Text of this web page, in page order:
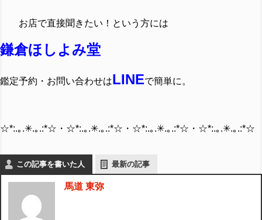
お店で直接聞きたい！という方には
鎌倉ほしよみ堂
鑑定予約・お問い合わせはLINEで簡単に。
☆*:.｡.✳︎.｡.:*☆・☆*:.｡.✳︎.｡.:*☆・☆*:.｡.✳︎.｡.:*☆・☆*:.｡.✳︎.｡.:*☆
この記事を書いた人 最新の記事
馬道 東弥